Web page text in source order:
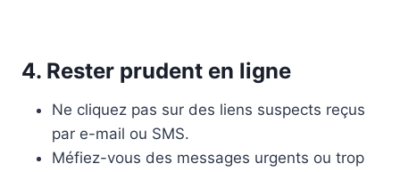
4. Rester prudent en ligne
Ne cliquez pas sur des liens suspects reçus
par e-mail ou SMS.
Méfiez-vous des messages urgents ou trop